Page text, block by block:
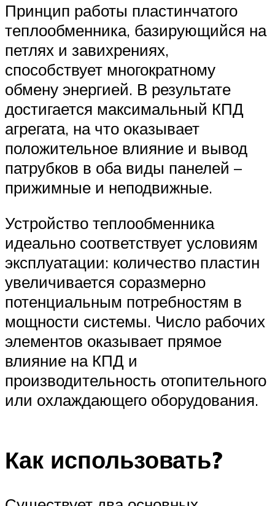
Принцип работы пластинчатого
теплообменника, базирующийся на
петлях и завихрениях,
способствует многократному
обмену энергией. В результате
достигается максимальный КПД
агрегата, на что оказывает
положительное влияние и вывод
патрубков в оба виды панелей –
прижимные и неподвижные.
Устройство теплообменника
идеально соответствует условиям
эксплуатации: количество пластин
увеличивается соразмерно
потенциальным потребностям в
мощности системы. Число рабочих
элементов оказывает прямое
влияние на КПД и
производительность отопительного
или охлаждающего оборудования.
Как использовать?